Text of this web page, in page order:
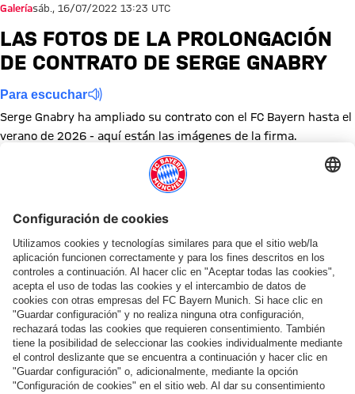
Galeríasáb., 16/07/2022 13:23 UTC
LAS FOTOS DE LA PROLONGACIÓN
DE CONTRATO DE SERGE GNABRY
Para escuchar
Serge Gnabry ha ampliado su contrato con el FC Bayern hasta el
verano de 2026 - aquí están las imágenes de la firma.
Mostrar tamaño completo
Mostrar tamaño completo
Mostrar tamaño completo
Mostrar tamaño completo
Mostrar tamaño completo
Mostrar tamaño completo
Mostrar tamaño
Mostrar tamaño
Mostrar
Temas de esta galería
Galería de fotos
Renovación de contrato
Serge Gnabry
Compartir esta galería
COLABORADOR